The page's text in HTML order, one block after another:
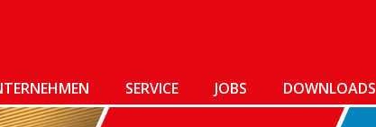
SERVICE JOBS DOWNLOADS